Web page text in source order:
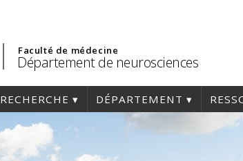
Faculté de médecine
Département de neurosciences
RECHERCHE DÉPARTEMENT